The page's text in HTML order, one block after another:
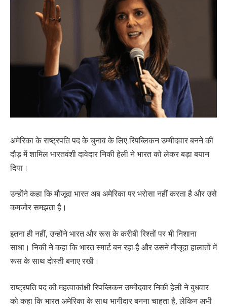
अमेरिका के राष्ट्रपति पद के चुनाव के लिए रिपब्लिकन उम्मीदवार बनने की
दौड़ में शामिल भारतवंशी दावेदार निकी हेली ने भारत को लेकर बड़ा बयान
दिया।
उन्होंने कहा कि मौजूदा भारत अब अमेरिका पर भरोसा नहीं करता है और उसे
कमजोर समझता है।
इतना ही नहीं, उन्होंने भारत और रूस के करीबी रिश्तों पर भी निशाना
साधा। निकी ने कहा कि भारत स्मार्ट बन रहा है और उसने मौजूदा हालातों में
रूस के साथ दोस्ती बनाए रखी।
राष्ट्रपति पद की महत्वाकांक्षी रिपब्लिकन उम्मीदवार निकी हेली ने बुधवार
को कहा कि भारत अमेरिका के साथ भागीदार बनना चाहता है, लेकिन अभी